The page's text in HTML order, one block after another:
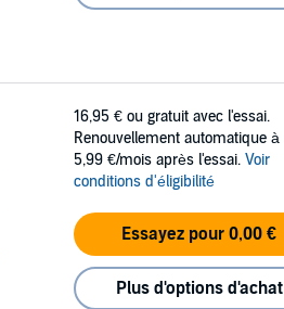
16,95 € ou gratuit avec l'essai.
Renouvellement automatique à
5,99 €/mois après l'essai. Voir
conditions d'éligibilité
Essayez pour 0,00 €
Plus d'options d'achat